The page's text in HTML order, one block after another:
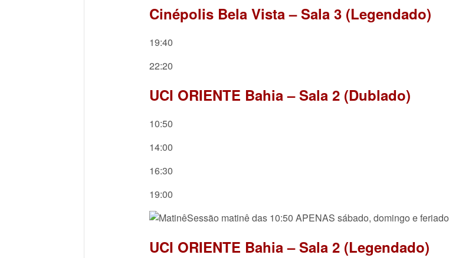
Cinépolis Bela Vista – Sala 3 (Legendado)
19:40
22:20
UCI ORIENTE Bahia – Sala 2 (Dublado)
10:50
14:00
16:30
19:00
Sessão matinê das 10:50 APENAS sábado, domingo e feriado
UCI ORIENTE Bahia – Sala 2 (Legendado)